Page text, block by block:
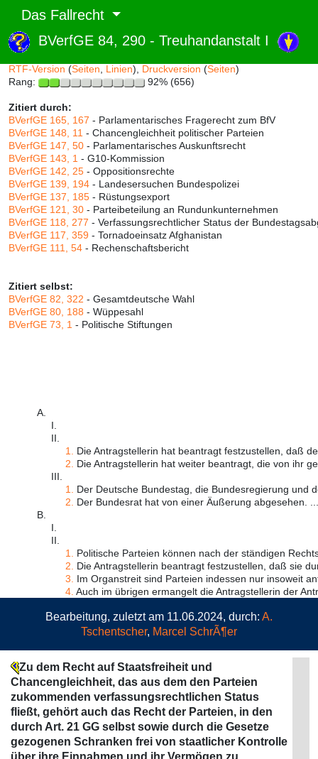
Das Fallrecht
BVerfGE 84, 290 - Treuhandanstalt I
Abruf und Rang:
RTF-Version (Seiten Linien), Druckversion (Seiten)
Rang:
92% (656)
Zitiert durch:
BVerfGE 165, 167 - Parlamentarisches Fragerecht zum BfV
BVerfGE 148, 11 - Chancengleichheit politischer Parteien
BVerfGE 147, 50 - Parlamentarisches Auskunftsrecht
BVerfGE 143, 1 - G10-Kommission
BVerfGE 142, 25 - Oppositionsrechte
BVerfGE 139, 194 - Landesersuchen Bundespolizei
BVerfGE 137, 185 - Rüstungsexport
BVerfGE 121, 30 - Parteibeteilung an Rundunkunternehmen
BVerfGE 118, 277 - Verfassungsrechtlicher Status der
BVerfGE 117, 359 - Tornadoeinsatz Afghanistan
BVerfGE 111, 54 - Rechenschaftsbericht
Zitiert selbst:
BVerfGE 82, 322 - Gesamtdeutsche Wahl
BVerfGE 80, 188 - Wüppesahl
BVerfGE 73, 1 - Politische Stiftungen
A.
I.
II.
1.
Die Antragstellerin hat beantragt festzustellen, daß
2.
Die Antragstellerin hat weiter beantragt, die von ihr
III.
1.
Der Deutsche Bundestag, die Bundesregierung und
2.
Der Bundesrat hat von einer Äußerung abgesehen. ...
B.
I.
II.
1.
Politische Parteien können nach der ständigen
2.
Die Antragstellerin beantragt festzustellen, daß sie
3.
Im Organstreit sind Parteien indessen nur insoweit
4. Auch im übrigen ermangelt die Antragstellerin der
Bearbeitung, zuletzt am 11.06.2024, durch: A.
Tschentscher, Marcel SchrÃ¶er
Zu dem Recht auf Staatsfreiheit und
Chancengleichheit, das aus dem den Parteien
zukommenden verfassungsrechtlichen Status
fließt, gehört auch das Recht der Parteien, in den
durch Art. 21 GG selbst sowie durch die Gesetze
gezogenen Schranken frei von staatlicher Kontrolle
über ihre Einnahmen und ihr Vermögen zu